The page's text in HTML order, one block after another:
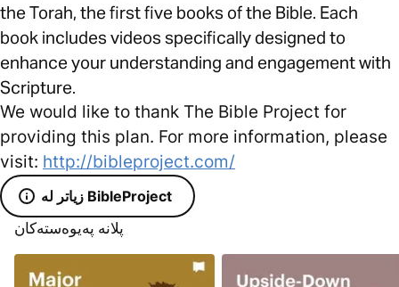
the Torah, the first five books of the Bible. Each
book includes videos specifically designed to
enhance your understanding and engagement with
Scripture.
We would like to thank The Bible Project for
providing this plan. For more information, please
visit: http://bibleproject.com/
زیاتر لە BibleProject
پلانە پەیوەستەکان